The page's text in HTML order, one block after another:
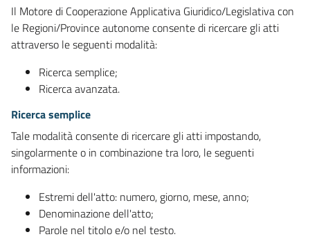
Il Motore di Cooperazione Applicativa Giuridico/Legislativa con
le Regioni/Province autonome consente di ricercare gli atti
attraverso le seguenti modalità:
Ricerca semplice;
Ricerca avanzata.
Ricerca semplice
Tale modalità consente di ricercare gli atti impostando,
singolarmente o in combinazione tra loro, le seguenti
informazioni:
Estremi dell'atto: numero, giorno, mese, anno;
Denominazione dell'atto;
Parole nel titolo e/o nel testo.